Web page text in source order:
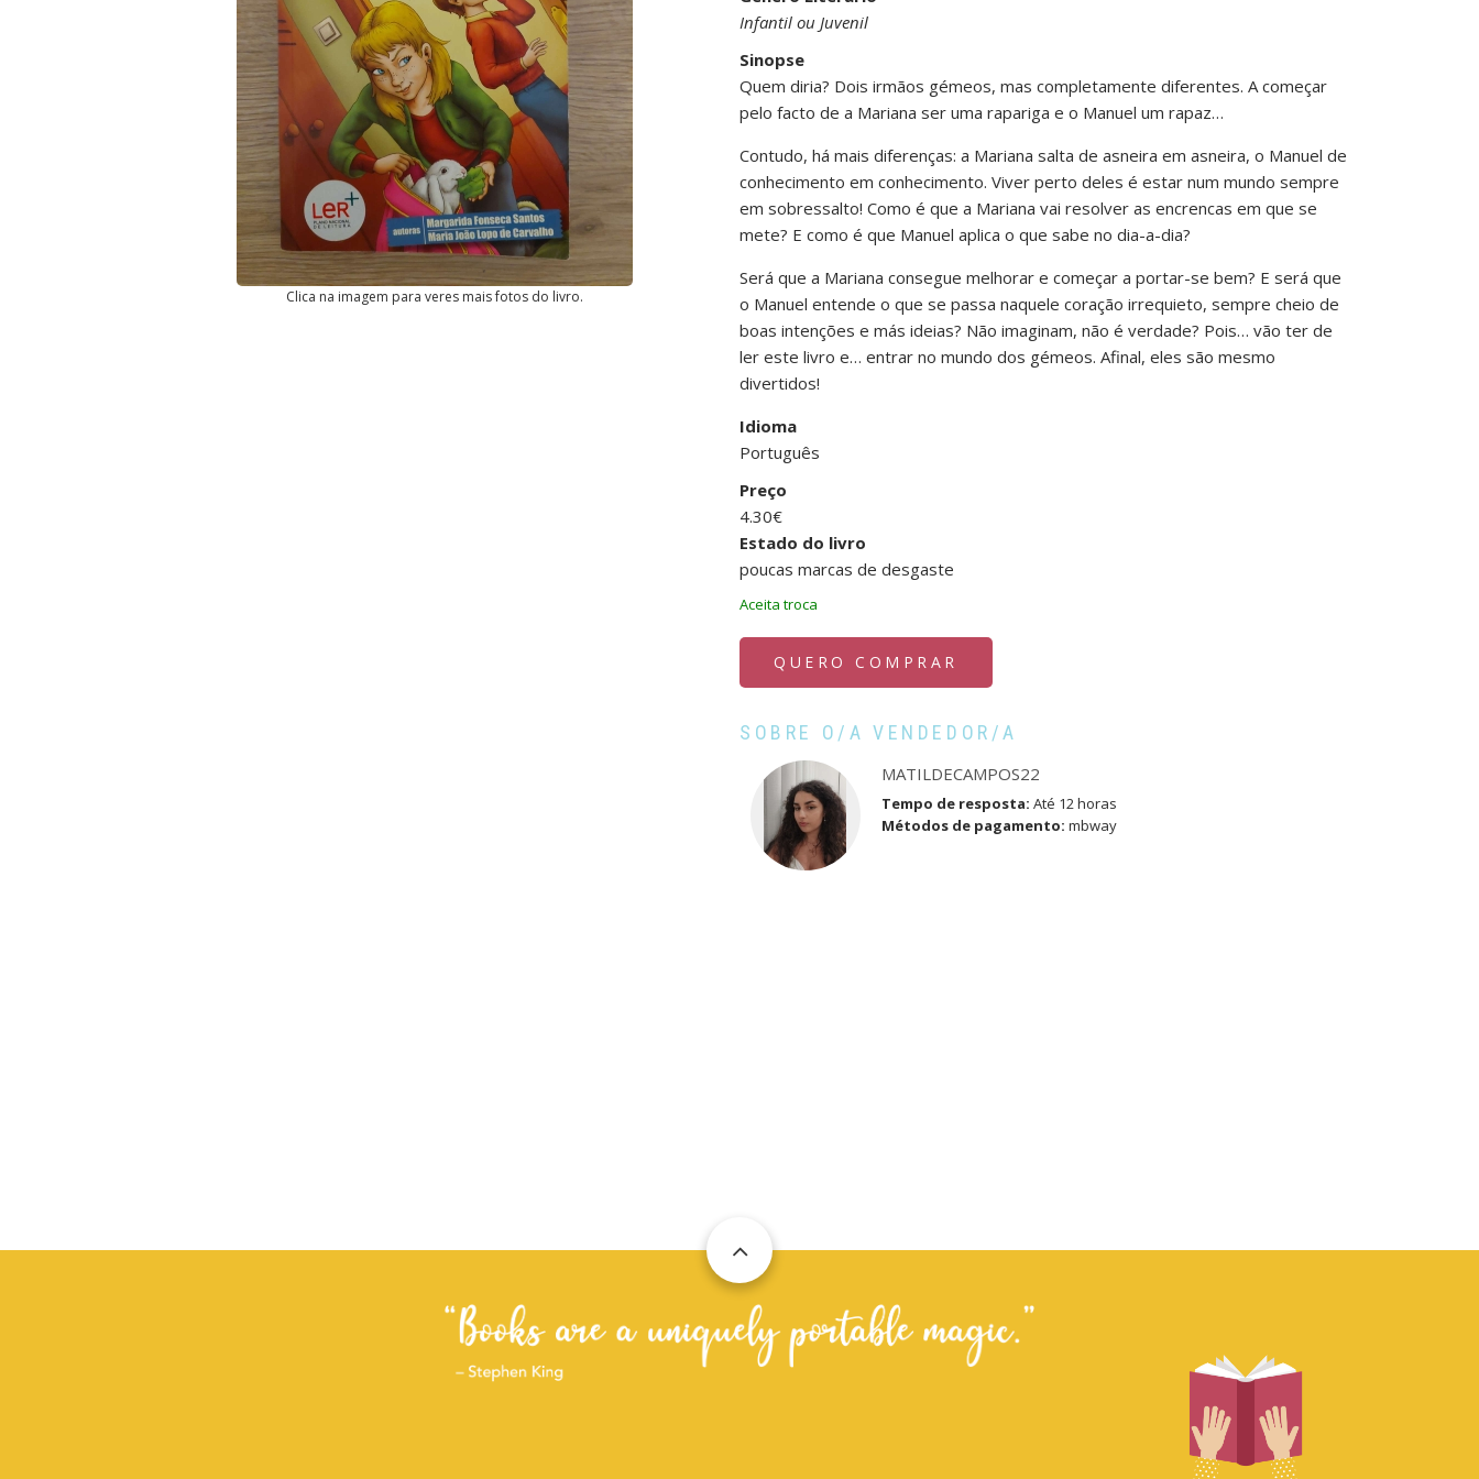
Clica na imagem para veres mais fotos do livro.
Infantil ou Juvenil
Sinopse
Quem diria? Dois irmãos gémeos, mas completamente diferentes. A começar
pelo facto de a Mariana ser uma rapariga e o Manuel um rapaz…
Contudo, há mais diferenças: a Mariana salta de asneira em asneira, o Manuel de
conhecimento em conhecimento. Viver perto deles é estar num mundo sempre
em sobressalto! Como é que a Mariana vai resolver as encrencas em que se
mete? E como é que Manuel aplica o que sabe no dia-a-dia?
Será que a Mariana consegue melhorar e começar a portar-se bem? E será que
o Manuel entende o que se passa naquele coração irrequieto, sempre cheio de
boas intenções e más ideias? Não imaginam, não é verdade? Pois… vão ter de
ler este livro e… entrar no mundo dos gémeos. Afinal, eles são mesmo
divertidos!
Idioma
Português
Preço
4.30€
Estado do livro
poucas marcas de desgaste
Aceita troca
QUERO COMPRAR
SOBRE O/A VENDEDOR/A
MATILDECAMPOS22
Tempo de resposta: Até 12 horas
Métodos de pagamento: mbway